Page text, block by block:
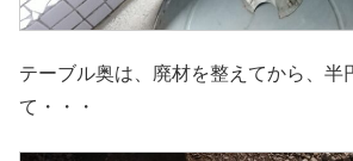
テーブル奥は、廃材を整えてから、半
て・・・